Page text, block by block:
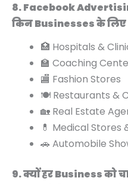
8. Facebook
किन Businesses के लिए
🏥 Hospitals &
🏫 Coaching
🏬 Fashion Stores
🍽️ Restaurants &
🏡 Real Estate
💊 Medical Stores
🚗 Automobile
9. क्यों हर Business को